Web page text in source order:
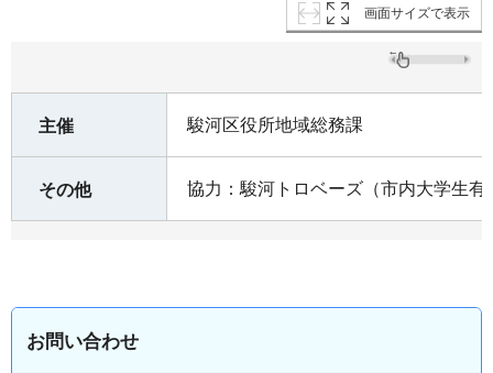
画面サイズで表示
主催 駿河区役所地域総務課
その他 協力：駿河トロベーズ（市内大学生有
お問い合わせ